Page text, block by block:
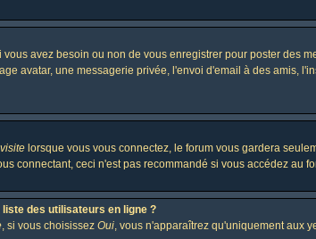
avez besoin ou non de vous enregistrer pour poster des
avatar, une messagerie privée, l'envoi d'email à des amis,
lorsque vous vous connectez, le forum vous gardera
connectant, ceci n'est pas recommandé si vous accédez au
des utilisateurs en ligne ?
, si vous choisissez Oui, vous n'apparaîtrez qu'uniquement aux